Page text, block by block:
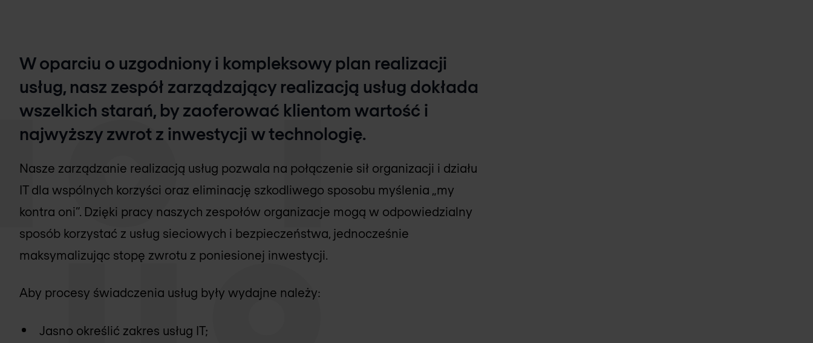
W oparciu o uzgodniony i kompleksowy plan realizacji
usług, nasz zespół zarządzający realizacją usług dokłada
wszelkich starań, by zaoferować klientom wartość i
najwyższy zwrot z inwestycji w technologię.
Nasze zarządzanie realizacją usług pozwala na połączenie sił organizacji i działu
IT dla wspólnych korzyści oraz eliminację szkodliwego sposobu myślenia „my
kontra oni”. Dzięki pracy naszych zespołów organizacje mogą w odpowiedzialny
sposób korzystać z usług sieciowych i bezpieczeństwa, jednocześnie
maksymalizując stopę zwrotu z poniesionej inwestycji.
Aby procesy świadczenia usług były wydajne należy:
Jasno określić zakres usług IT;